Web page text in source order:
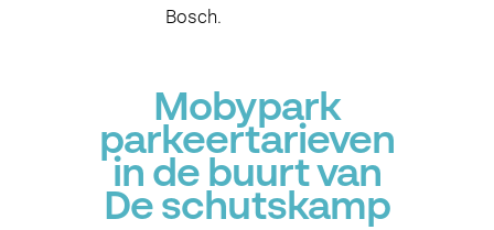
Bosch.
Mobypark
parkeertarieven
in de buurt van
De schutskamp